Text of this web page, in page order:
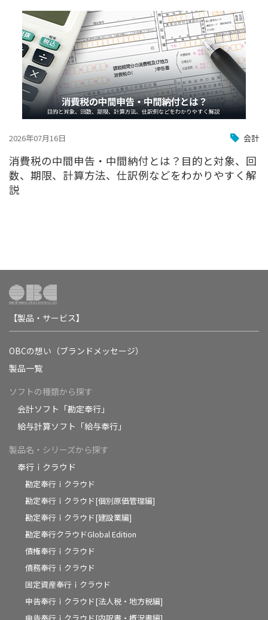
2026年07月16日 会計
消費税の中間申告・中間納付とは？目的と対象、回
数、期限、計算方法、仕訳例などをわかりやすく解
説
【製品・サービス】
OBCの想い（ブランドメッセージ）
製品一覧
ソフトの種類から探す
会計ソフト「勘定奉行」
給与計算ソフト「給与奉行」
製品名・シリーズから探す
奉行ｉクラウド
勘定奉行ｉクラウド
勘定奉行ｉクラウド[個別原価管理編]
勘定奉行ｉクラウド[建設業編]
勘定奉行クラウドGlobal Edition
債権奉行ｉクラウド
債務奉行ｉクラウド
固定資産奉行ｉクラウド
申告奉行ｉクラウド[法人税・地方税編]